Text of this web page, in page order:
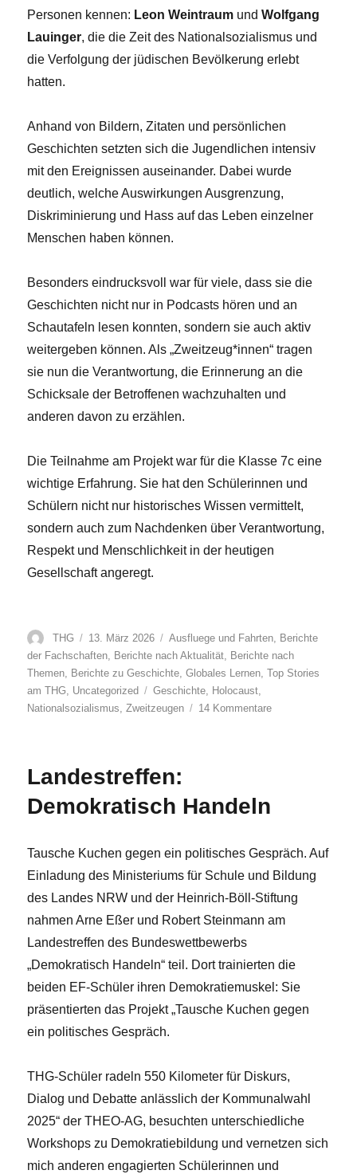
Personen kennen: Leon Weintraum undWolfgang
Lauinger, die die Zeit des Nationalsozialismus und
die Verfolgung der jüdischen Bevölkerung erlebt
hatten.
Anhand von Bildern, Zitaten und persönlichen
Geschichten setzten sich die Jugendlichen intensiv
mit den Ereignissen auseinander. Dabei wurde
deutlich, welche Auswirkungen Ausgrenzung,
Diskriminierung und Hass auf das Leben einzelner
Menschen haben können.
Besonders eindrucksvoll war für viele, dass sie die
Geschichten nicht nur in Podcasts hören und an
Schautafeln lesen konnten, sondern sie auch aktiv
weitergeben können. Als „Zweitzeug*innen“ tragen
sie nun die Verantwortung, die Erinnerung an die
Schicksale der Betroffenen wachzuhalten und
anderen davon zu erzählen.
Die Teilnahme am Projekt war für die Klasse 7c eine
wichtige Erfahrung. Sie hat den Schülerinnen und
Schülern nicht nur historisches Wissen vermittelt,
sondern auch zum Nachdenken über Verantwortung,
Respekt und Menschlichkeit in der heutigen
Gesellschaft angeregt.
Autor
THG
Veröffentlicht
am
13. März 2026 Kategorien
Ausfluege und Fahrten, Berichte
der Fachschaften, Berichte nach Aktualität, Berichte nach
Themen, Berichte zu Geschichte,Globales Lernen,Top Stories
am THG, Uncategorized Schlagwörter
Geschichte, Holocaust,
Nationalsozialismus,Zweitzeugen 14 Kommentarezu
Landestreffen:
Demokratisch Handeln
Tausche Kuchen gegen ein politisches Gespräch. Auf
Einladung des Ministeriums für Schule und Bildung
des Landes NRW und der Heinrich-Böll-Stiftung
nahmen Arne Eßer und Robert Steinmann am
Landestreffen des Bundeswettbewerbs
„Demokratisch Handeln“ teil. Dort trainierten die
beiden EF-Schüler ihren Demokratiemuskel: Sie
präsentierten das Projekt „Tausche Kuchen gegen
ein politisches Gespräch.
THG-Schüler radeln 550 Kilometer für Diskurs,
Dialog und Debatte anlässlich der Kommunalwahl
2025“ der THEO-AG, besuchten unterschiedliche
Workshops zu Demokratiebildung und vernetzen sich
mich anderen engagierten Schülerinnen und